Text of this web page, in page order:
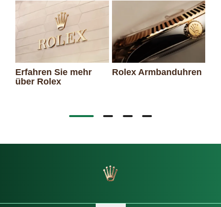
Erfahren Sie mehr
über Rolex
Rolex Armbanduhren